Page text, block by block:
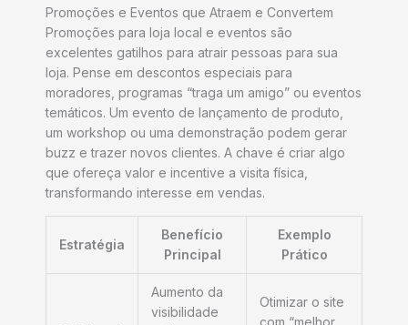
Promoções e Eventos que Atraem e Convertem
Promoções para loja local e eventos são
excelentes gatilhos para atrair pessoas para sua
loja. Pense em descontos especiais para
moradores, programas “traga um amigo” ou eventos
temáticos. Um evento de lançamento de produto,
um workshop ou uma demonstração podem gerar
buzz e trazer novos clientes. A chave é criar algo
que ofereça valor e incentive a visita física,
transformando interesse em vendas.
Estratégia
Benefício
Principal
Exemplo
Prático
Aumento da
visibilidade
Otimizar o site
com “melhor